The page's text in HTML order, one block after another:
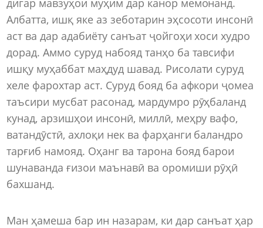
дигар мавзуҳои муҳим дар канор мемонанд.
Албатта, ишқ яке аз зеботарин эҳсосоти инсонӣ
аст ва дар адабиёту санъат ҷойгоҳи хоси худро
дорад. Аммо суруд набояд танҳо ба тавсифи
ишқу муҳаббат маҳдуд шавад. Рисолати суруд
хеле фарохтар аст. Суруд бояд ба афкори ҷомеа
таъсири мусбат расонад, мардумро рӯҳбаланд
кунад, арзишҳои инсонӣ, миллӣ, меҳру вафо,
ватандӯстӣ, ахлоқи нек ва фарҳанги баландро
тарғиб намояд. Оҳанг ва тарона бояд барои
шунаванда ғизои маънавӣ ва оромиши рӯҳӣ
бахшанд.
Ман ҳамеша бар ин назарам, ки дар санъат ҳар